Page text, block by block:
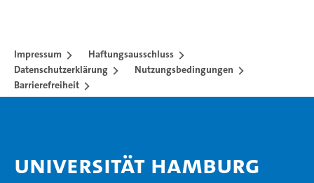
Impressum
Haftungsausschluss
Datenschutzerklärung
Nutzungsbedingungen
Barrierefreiheit
Universität Hamburg